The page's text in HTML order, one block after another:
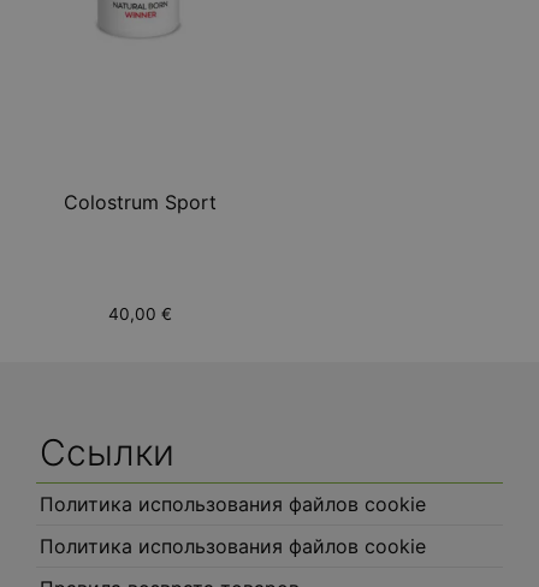
Colostrum Sport
40,00 €
Ссылки
Политика использования файлов cookie
Политика использования файлов cookie